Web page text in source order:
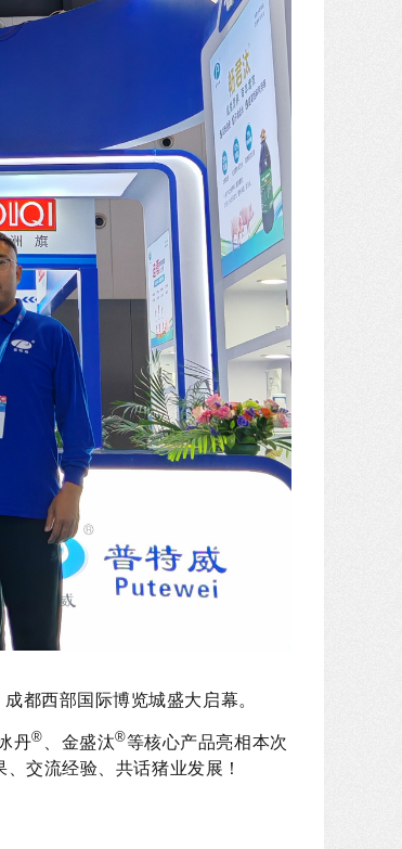
成都西部国际博览城盛大启幕。
丹® 、金盛汰®等核心产品亮相本次
交流经验、共话猪业发展！